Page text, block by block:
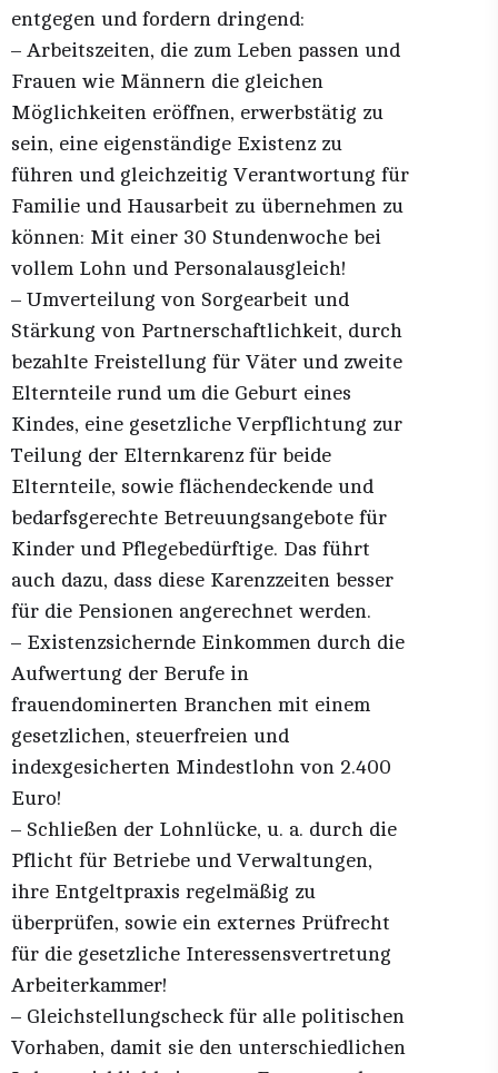
entgegen und fordern dringend:
– Arbeitszeiten, die zum Leben passen und
Frauen wie Männern die gleichen
Möglichkeiten eröffnen, erwerbstätig zu
sein, eine eigenständige Existenz zu
führen und gleichzeitig Verantwortung für
Familie und Hausarbeit zu übernehmen zu
können: Mit einer 30 Stundenwoche bei
vollem Lohn und Personalausgleich!
– Umverteilung von Sorgearbeit und
Stärkung von Partnerschaftlichkeit, durch
bezahlte Freistellung für Väter und zweite
Elternteile rund um die Geburt eines
Kindes, eine gesetzliche Verpflichtung zur
Teilung der Elternkarenz für beide
Elternteile, sowie flächendeckende und
bedarfsgerechte Betreuungsangebote für
Kinder und Pflegebedürftige. Das führt
auch dazu, dass diese Karenzzeiten besser
für die Pensionen angerechnet werden.
– Existenzsichernde Einkommen durch die
Aufwertung der Berufe in
frauendominerten Branchen mit einem
gesetzlichen, steuerfreien und
indexgesicherten Mindestlohn von 2.400
Euro!
– Schließen der Lohnlücke, u. a. durch die
Pflicht für Betriebe und Verwaltungen,
ihre Entgeltpraxis regelmäßig zu
überprüfen, sowie ein externes Prüfrecht
für die gesetzliche Interessensvertretung
Arbeiterkammer!
– Gleichstellungscheck für alle politischen
Vorhaben, damit sie den unterschiedlichen